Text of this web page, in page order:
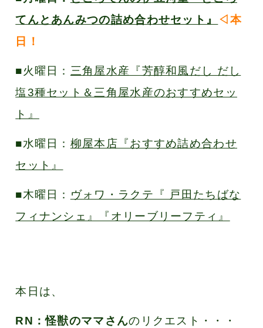
てんとあんみつの詰め合わせセット』
◁本
日！
■火曜日： 三角屋水産『芳醇和風だし だし
塩3種セット＆三角屋水産のおすすめセッ
ト』
■水曜日： 柳屋本店『おすすめ詰め合わせ
セット』
■木曜日： ヴォワ・ラクテ『 戸田たちばな
フィナンシェ』『オリーブリーフティ』
本日は、
RN：怪獣のママさんのリクエスト・・・